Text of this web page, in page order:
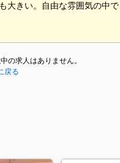
大きい。自由な雰囲気の中
の求人はありません。
戻る